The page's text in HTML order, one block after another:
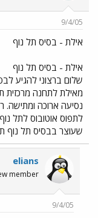
ך
9/4/05
אילת - בסיס תל נוף
אילת - בסיס תל נוף
שלום ברצוני להגיע
נסיעה ארוכה ומתישה.
לתפוס אוטובוס לתל
שעוצר בבסיס תל נוף
elians
member
9/4/05